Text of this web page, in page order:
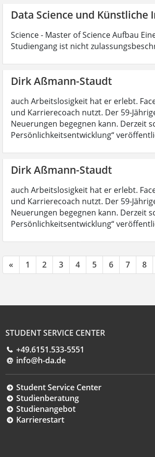
Data Science und Künstliche
Science - Master of Science Aufbau
Studiengang ist nicht
Dirk Aßmann-Staudt
auch Arbeitslosigkeit hat er erlebt.
und Karrierecoach nutzt. Der 59-
Neuerungen begegnen kann. Derzeit
Persönlichkeitsentwicklung“
Dirk Aßmann-Staudt
auch Arbeitslosigkeit hat er erlebt.
und Karrierecoach nutzt. Der 59-
Neuerungen begegnen kann. Derzeit
Persönlichkeitsentwicklung“
« 1 2 3 4 5 6 7 8
STUDENT SERVICE CENTER
+49.6151.533-5551
info@h-da.de
Student Service Center
Studienberatung
Studienangebot
Karrierestart